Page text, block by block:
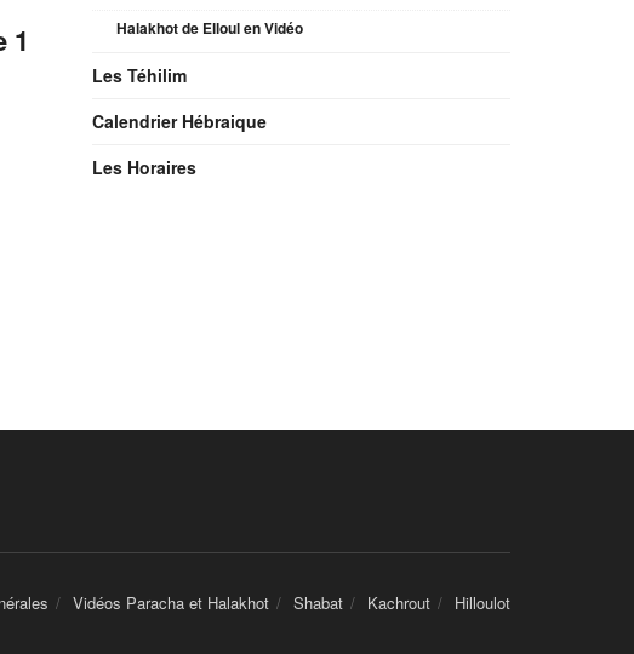
1 Halakhot de Elloul en Vidéo
Les Téhilim
Calendrier Hébraique
Les Horaires
Vidéos Paracha et Halakhot Shabat Kachrout Hilloulot